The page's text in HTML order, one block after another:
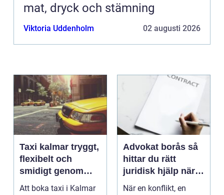
mat, dryck och stämning
Viktoria Uddenholm 02 augusti 2026
Taxi kalmar tryggt,
flexibelt och
smidigt genom
hela resan
Att boka taxi i Kalmar
Advokat borås så
hittar du rätt
juridisk hjälp när
livet krånglar
När en konflikt, en